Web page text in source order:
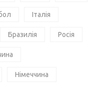
Італія
Бразилія Росія
Німеччина